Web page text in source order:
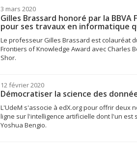
3 mars 2020
Gilles Brassard honoré par la BBVA
pour ses travaux en informatique
Le professeur Gilles Brassard est colauréat
Frontiers of Knowledge Award avec Charles
Shor.
12 février 2020
Démocratiser la science des
L'UdeM s'associe à edX.org pour offrir deux
ligne sur l'intelligence artificielle dont l'un est
Yoshua Bengio.